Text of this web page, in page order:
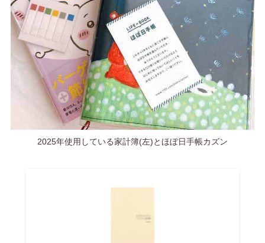
2025年使用している家計簿(左)とほぼ日手帳カズン